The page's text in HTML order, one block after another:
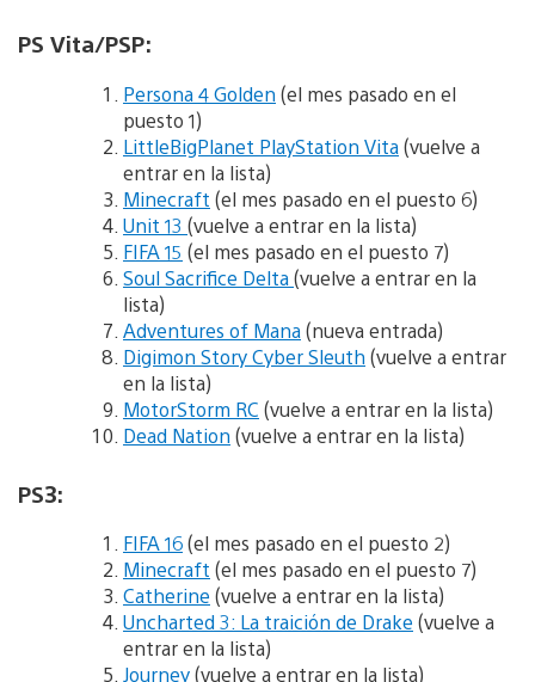
PS Vita/PSP:
Persona 4 Golden (el mes pasado en el
puesto 1)
LittleBigPlanet PlayStation Vita(vuelve a
entrar en la lista)
Minecraft (el mes pasado en el puesto 6)
Unit 13 (vuelve a entrar en la lista)
FIFA 15 (el mes pasado en el puesto 7)
Soul Sacrifice Delta(vuelve a entrar en la
lista)
Adventures of Mana(nueva entrada)
Digimon Story Cyber Sleuth (vuelve a entrar
en la lista)
MotorStorm RC (vuelve a entrar en la lista)
Dead Nation (vuelve a entrar en la lista)
PS3:
FIFA 16(el mes pasado en el puesto 2)
Minecraft (el mes pasado en el puesto 7)
Catherine (vuelve a entrar en la lista)
Uncharted 3: La traición de Drake (vuelve a
entrar en la lista)
Journey(vuelve a entrar en la lista)